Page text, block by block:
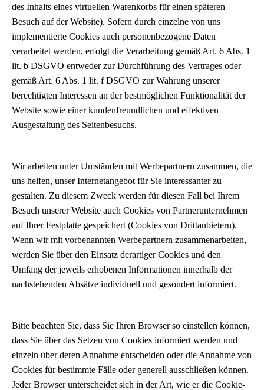
des Inhalts eines virtuellen Warenkorbs für einen späteren
Besuch auf der Website). Sofern durch einzelne von uns
implementierte Cookies auch personenbezogene Daten
verarbeitet werden, erfolgt die Verarbeitung gemäß Art. 6 Abs. 1
lit. b DSGVO entweder zur Durchführung des Vertrages oder
gemäß Art. 6 Abs. 1 lit. f DSGVO zur Wahrung unserer
berechtigten Interessen an der bestmöglichen Funktionalität der
Website sowie einer kundenfreundlichen und effektiven
Ausgestaltung des Seitenbesuchs.
Wir arbeiten unter Umständen mit Werbepartnern zusammen, die
uns helfen, unser Internetangebot für Sie interessanter zu
gestalten. Zu diesem Zweck werden für diesen Fall bei Ihrem
Besuch unserer Website auch Cookies von Partnerunternehmen
auf Ihrer Festplatte gespeichert (Cookies von Drittanbietern).
Wenn wir mit vorbenannten Werbepartnern zusammenarbeiten,
werden Sie über den Einsatz derartiger Cookies und den
Umfang der jeweils erhobenen Informationen innerhalb der
nachstehenden Absätze individuell und gesondert informiert.
Bitte beachten Sie, dass Sie Ihren Browser so einstellen können,
dass Sie über das Setzen von Cookies informiert werden und
einzeln über deren Annahme entscheiden oder die Annahme von
Cookies für bestimmte Fälle oder generell ausschließen können.
Jeder Browser unterscheidet sich in der Art, wie er die Cookie-